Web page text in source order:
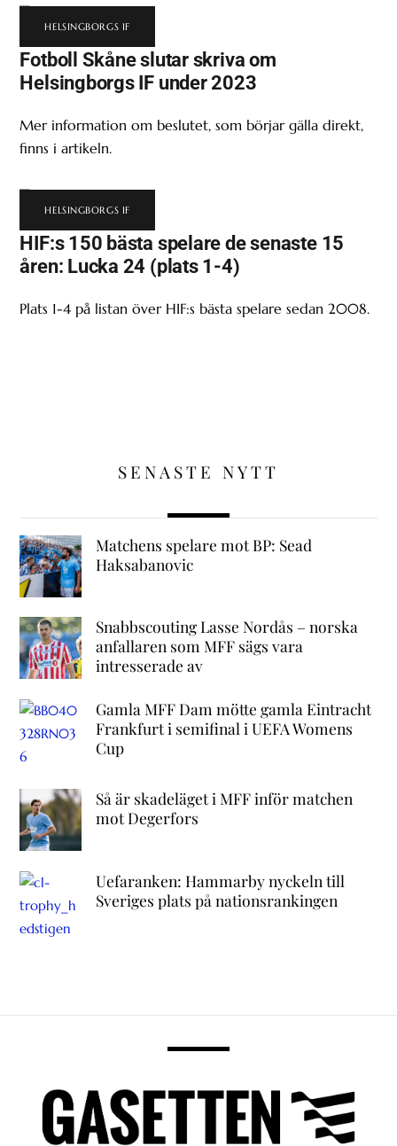
HELSINGBORGS IF
Fotboll Skåne slutar skriva om
Helsingborgs IF under 2023
Mer information om beslutet, som börjar gälla direkt,
finns i artikeln.
HELSINGBORGS IF
HIF:s 150 bästa spelare de senaste 15
åren: Lucka 24 (plats 1-4)
Plats 1-4 på listan över HIF:s bästa spelare sedan 2008.
SENASTE NYTT
Matchens spelare mot BP: Sead
Haksabanovic
Snabbscouting Lasse Nordås – norska
anfallaren som MFF sägs vara
intresserade av
Gamla MFF Dam mötte gamla Eintracht
Frankfurt i semifinal i UEFA Womens
Cup
Så är skadeläget i MFF inför matchen
mot Degerfors
Uefaranken: Hammarby nyckeln till
Sveriges plats på nationsrankingen